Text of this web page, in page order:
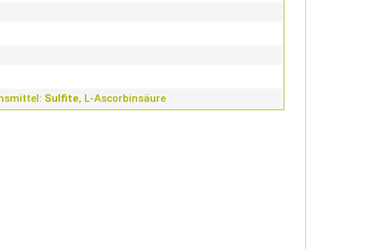
Sulfite, L-Ascorbinsäure